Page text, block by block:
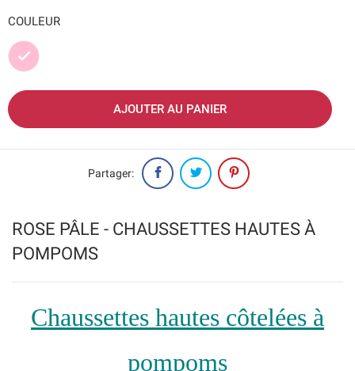
ROSE PÂLE - CHAUSSETTES HAUTES À
POMPOMS
Chaussettes hautes côtelées à
pompoms
COULEUR
Rose
AJOUTER AU PANIER
Partager: